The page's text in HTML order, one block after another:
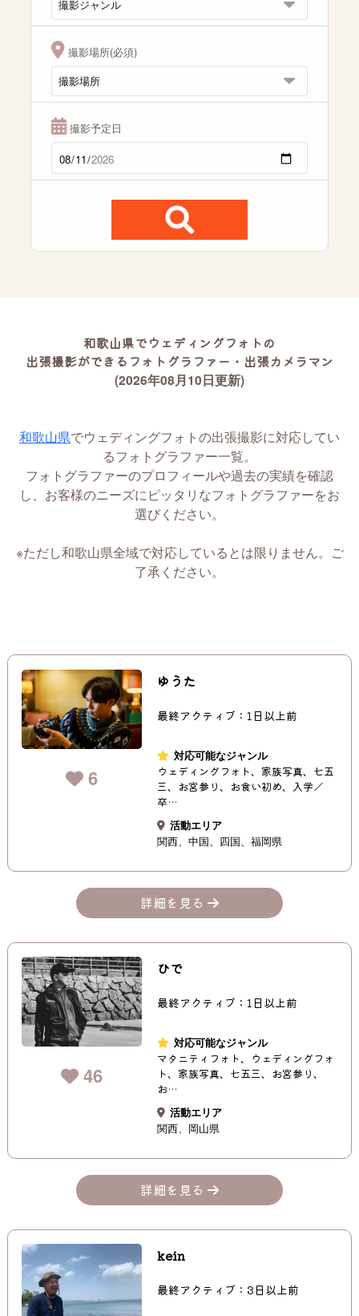
撮影場所(必須)
撮影予定日
和歌山県でウェディングフォトの
出張撮影ができるフォトグラファー・出張カメラマン
(2026年08月10日更新)
和歌山県でウェディングフォトの出張撮影に対応してい
るフォトグラファー一覧。
フォトグラファーのプロフィールや過去の実績を確認
し、お客様のニーズにピッタリなフォトグラファーをお
選びください。
※ただし和歌山県全域で対応しているとは限りません。ご
了承ください。
6
ゆうた
最終アクティブ：1日以上前
対応可能なジャンル
ウェディングフォト、家族写真、七五
三、お宮参り、お食い初め、入学／
卒…
活動エリア
関西
中国 四国 福岡県
詳細を見る
46
ひで
最終アクティブ：1日以上前
対応可能なジャンル
マタニティフォト、ウェディングフォ
ト、家族写真、七五三、お宮参り、
お…
活動エリア
関西
岡山県
詳細を見る
kein
最終アクティブ：3日以上前